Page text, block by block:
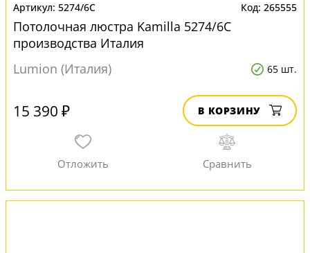
5274/6C 265555
Потолочная люстра Kamilla 5274/6C
производства Италия
Lumion (Италия)
65 шт.
15 390 ₽ В КОРЗИНУ